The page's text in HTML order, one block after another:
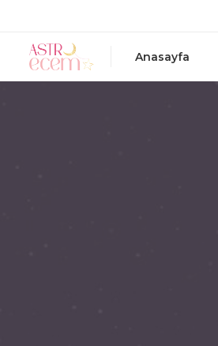
Anasayfa